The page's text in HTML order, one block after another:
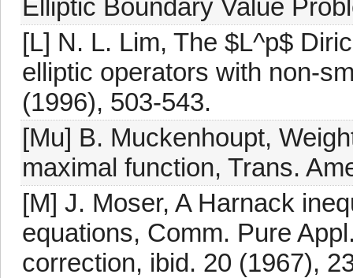
Elliptic Boundary Value
[L] N. L. Lim, The $L^p$
elliptic operators with non-
(1996), 503-543.
[Mu] B. Muckenhoupt,
maximal function, Trans.
[M] J. Moser, A Harnack
equations, Comm. Pure
correction, ibid. 20 (1967),